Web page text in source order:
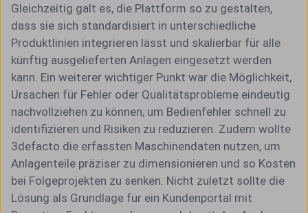
Gleichzeitig galt es, die Plattform so zu gestalten,
dass sie sich standardisiert in unterschiedliche
Produktlinien integrieren lässt und skalierbar für alle
künftig ausgelieferten Anlagen eingesetzt werden
kann. Ein weiterer wichtiger Punkt war die Möglichkeit,
Ursachen für Fehler oder Qualitätsprobleme eindeutig
nachvollziehen zu können, um Bedienfehler schnell zu
identifizieren und Risiken zu reduzieren. Zudem wollte
3defacto die erfassten Maschinendaten nutzen, um
Anlagenteile präziser zu dimensionieren und so Kosten
bei Folgeprojekten zu senken. Nicht zuletzt sollte die
Lösung als Grundlage für ein Kundenportal mit